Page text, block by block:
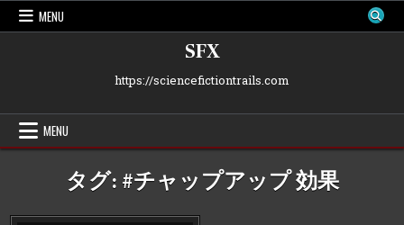
Skip
MENU
SFX
https://sciencefictiontrails.com
MENU
タグ: #チャップアップ 効果